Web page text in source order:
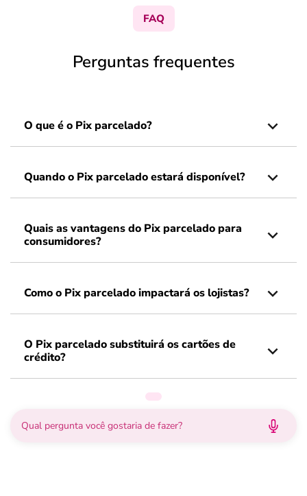
FAQ
Perguntas frequentes
O que é o Pix parcelado?
Quando o Pix parcelado estará disponível?
Quais as vantagens do Pix parcelado para
consumidores?
Como o Pix parcelado impactará os lojistas?
O Pix parcelado substituirá os cartões de
crédito?